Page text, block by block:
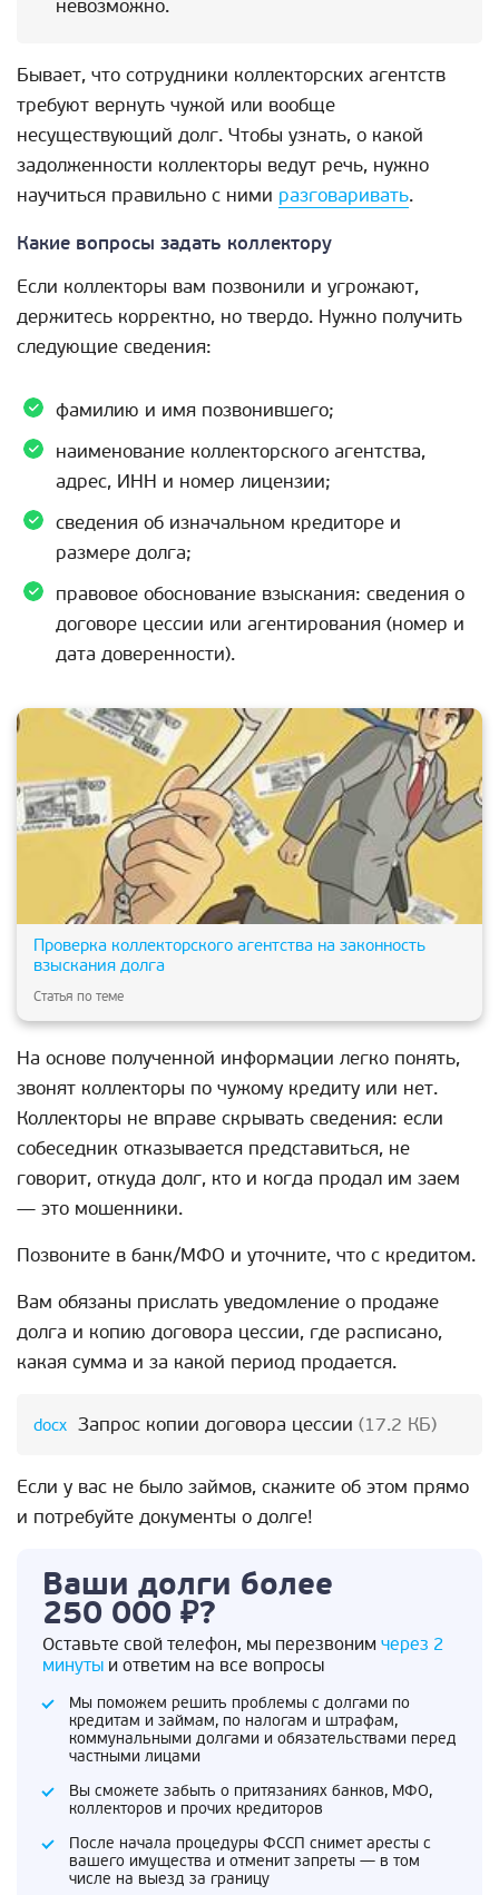
невозможно.
Бывает, что сотрудники коллекторских агентств
требуют вернуть чужой или вообще
несуществующий долг. Чтобы узнать, о какой
задолженности коллекторы ведут речь, нужно
научиться правильно с ними разговаривать.
Какие вопросы задать коллектору
Если коллекторы вам позвонили и угрожают,
держитесь корректно, но твердо. Нужно получить
следующие сведения:
фамилию и имя позвонившего;
наименование коллекторского агентства,
адрес, ИНН и номер лицензии;
сведения об изначальном кредиторе и
размере долга;
правовое обоснование взыскания: сведения о
договоре цессии или агентирования (номер и
дата доверенности).
Проверка коллекторского агентства на законность
взыскания долга
Статья по теме
На основе полученной информации легко понять,
звонят коллекторы по чужому кредиту или нет.
Коллекторы не вправе скрывать сведения: если
собеседник отказывается представиться, не
говорит, откуда долг, кто и когда продал им заем
— это мошенники.
Позвоните в банк/МФО и уточните, что с кредитом.
Вам обязаны прислать уведомление о продаже
долга и копию договора цессии, где расписано,
какая сумма и за какой период продается.
Запрос копии договора цессии (17.2 КБ)
Если у вас не было займов, скажите об этом прямо
и потребуйте документы о долге!
Ваши долги более
250 000 ₽?
Оставьте свой телефон, мы перезвоним через 2
минуты и ответим на все вопросы
Мы поможем решить проблемы с долгами по
кредитам и займам, по налогам и штрафам,
коммунальными долгами и обязательствами перед
частными лицами
Вы сможете забыть о притязаниях банков, МФО,
коллекторов и прочих кредиторов
После начала процедуры ФССП снимет аресты с
вашего имущества и отменит запреты — в том
числе на выезд за границу